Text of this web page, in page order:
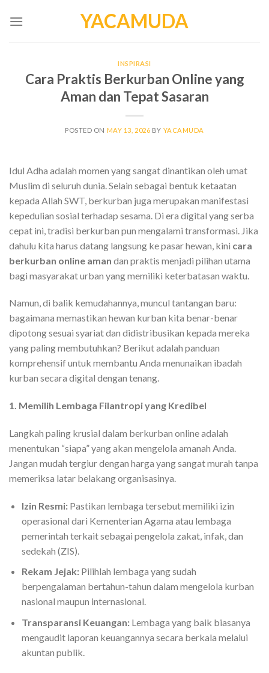
YACAMUDA
INSPIRASI
Cara Praktis Berkurban Online yang
Aman dan Tepat Sasaran
POSTED ON MAY 13, 2026 BY YACAMUDA
Idul Adha adalah momen yang sangat dinantikan oleh umat
Muslim di seluruh dunia. Selain sebagai bentuk ketaatan
kepada Allah SWT, berkurban juga merupakan manifestasi
kepedulian sosial terhadap sesama. Di era digital yang serba
cepat ini, tradisi berkurban pun mengalami transformasi. Jika
dahulu kita harus datang langsung ke pasar hewan, kini cara
berkurban online aman dan praktis menjadi pilihan utama
bagi masyarakat urban yang memiliki keterbatasan waktu.
Namun, di balik kemudahannya, muncul tantangan baru:
bagaimana memastikan hewan kurban kita benar-benar
dipotong sesuai syariat dan didistribusikan kepada mereka
yang paling membutuhkan? Berikut adalah panduan
komprehensif untuk membantu Anda menunaikan ibadah
kurban secara digital dengan tenang.
1. Memilih Lembaga Filantropi yang Kredibel
Langkah paling krusial dalam berkurban online adalah
menentukan “siapa” yang akan mengelola amanah Anda.
Jangan mudah tergiur dengan harga yang sangat murah tanpa
memeriksa latar belakang organisasinya.
Izin Resmi:Pastikan lembaga tersebut memiliki izin
operasional dari Kementerian Agama atau lembaga
pemerintah terkait sebagai pengelola zakat, infak, dan
sedekah (ZIS).
Rekam Jejak:Pilihlah lembaga yang sudah
berpengalaman bertahun-tahun dalam mengelola kurban
nasional maupun internasional.
Transparansi Keuangan:Lembaga yang baik biasanya
mengaudit laporan keuangannya secara berkala melalui
akuntan publik.